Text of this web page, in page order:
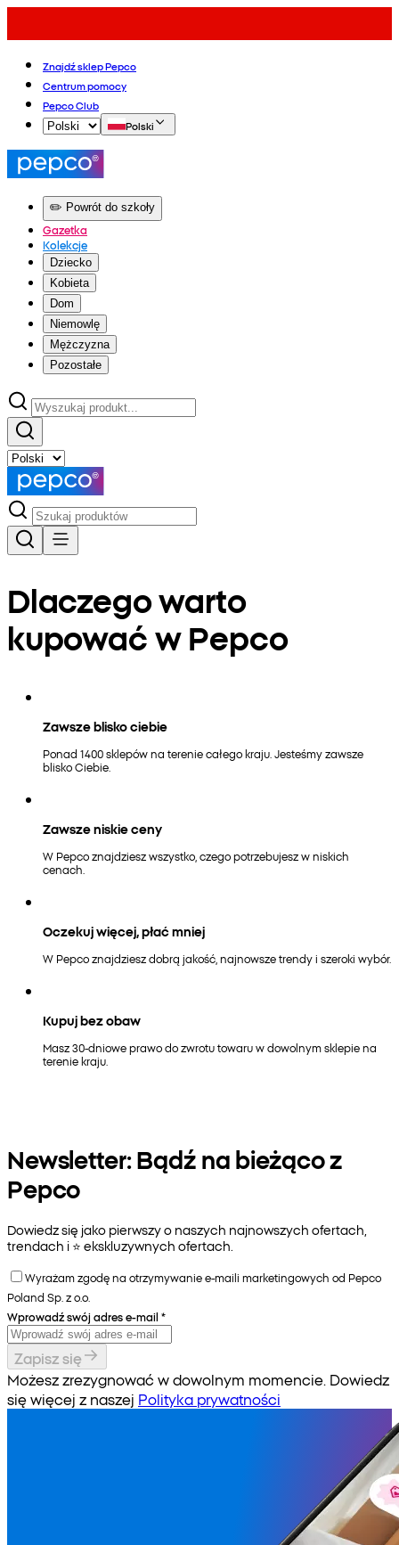
Znajdź sklep Pepco
Centrum pomocy
Pepco Club
Polski
✏️ Powrót do szkoły
Gazetka
Kolekcje
Dziecko
Kobieta
Dom
Niemowlę
Mężczyzna
Pozostałe
Dlaczego warto
kupować w Pepco
Zawsze blisko ciebie
Ponad 1400 sklepów na terenie całego kraju. Jesteśmy zawsze
blisko Ciebie.
Zawsze niskie ceny
W Pepco znajdziesz wszystko, czego potrzebujesz w niskich
cenach.
Oczekuj więcej, płać mniej
W Pepco znajdziesz dobrą jakość, najnowsze trendy i szeroki wybór.
Kupuj bez obaw
Masz 30-dniowe prawo do zwrotu towaru w dowolnym sklepie na
terenie kraju.
Newsletter: Bądź na bieżąco z
Pepco
Dowiedz się jako pierwszy o naszych najnowszych ofertach,
trendach i ⭐️ ekskluzywnych ofertach.
Wyrażam zgodę na otrzymywanie e-maili marketingowych od Pepco
Poland Sp. z o.o.
Wprowadź swój adres e-mail *
Zapisz się
Możesz zrezygnować w dowolnym momencie. Dowiedz
się więcej z naszej Polityka prywatności